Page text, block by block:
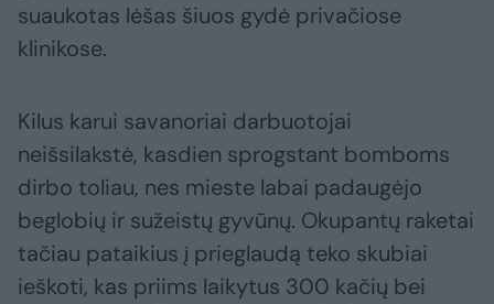
suaukotas lėšas šiuos gydė privačiose
klinikose.
Kilus karui savanoriai darbuotojai
neišsilakstė, kasdien sprogstant bomboms
dirbo toliau, nes mieste labai padaugėjo
beglobių ir sužeistų gyvūnų. Okupantų raketai
tačiau pataikius į prieglaudą teko skubiai
ieškoti, kas priims laikytus 300 kačių bei